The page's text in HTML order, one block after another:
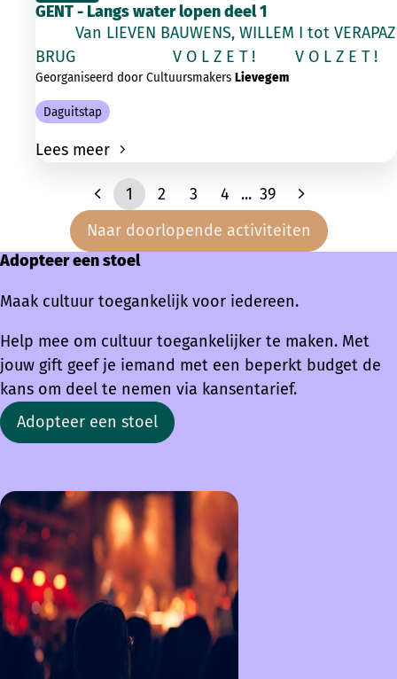
GENT - Langs water lopen deel 1
Van LIEVEN BAUWENS, WILLEM I tot VERAPAZ
BRUG V O L Z E T ! V O L Z E T !
Georganiseerd door Cultuursmakers Lievegem
Daguitstap
Lees meer
1 2 3 4 ... 39
Naar doorlopende activiteiten
Adopteer een stoel
Maak cultuur toegankelijk voor iedereen.
Help mee om cultuur toegankelijker te maken. Met
jouw gift geef je iemand met een beperkt budget de
kans om deel te nemen via kansentarief.
Adopteer een stoel